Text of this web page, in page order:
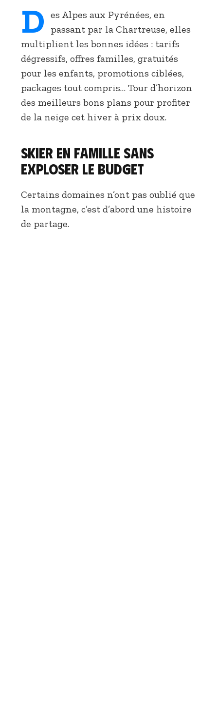
D es Alpes aux Pyrénées, en
passant par la Chartreuse, elles
multiplient les bonnes idées : tarifs
dégressifs, offres familles, gratuités
pour les enfants, promotions ciblées,
packages tout compris… Tour d’horizon
des meilleurs bons plans pour profiter
de la neige cet hiver à prix doux.
Skier en famille sans
exploser le budget
Certains domaines n’ont pas oublié que
la montagne, c’est d’abord une histoire
de partage.